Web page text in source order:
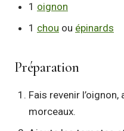
1 oignon
1 chou ou épinards
Préparation
Fais revenir
morceaux.